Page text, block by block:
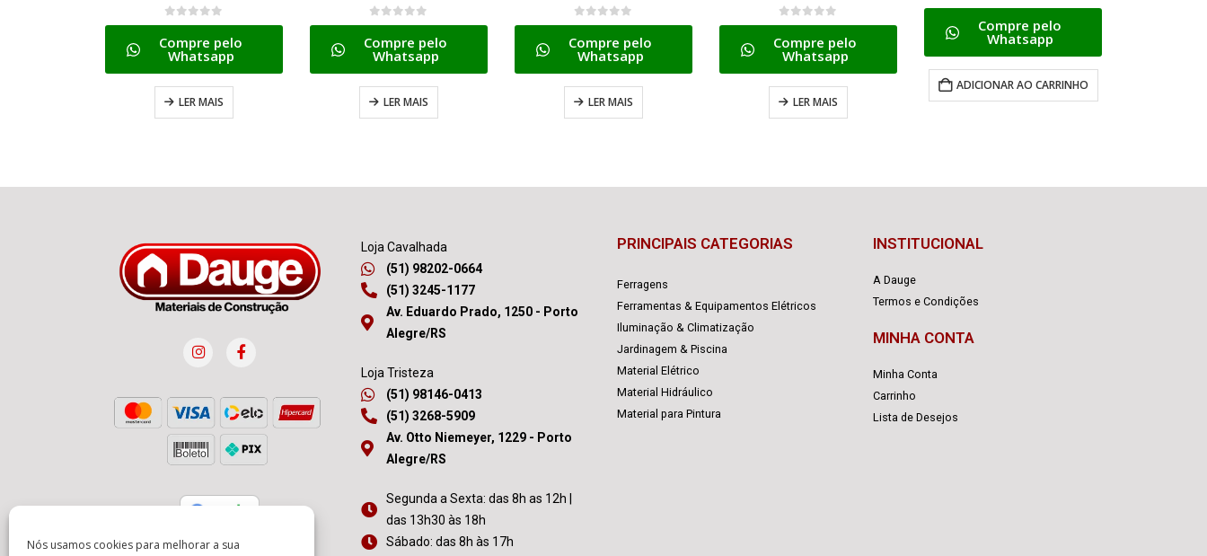
Nós usamos cookies para melhorar a sua
0de 5
Compre pelo
Whatsapp
LER MAIS
0de 5
Compre pelo
Whatsapp
LER MAIS
0de 5
Compre pelo
Whatsapp
LER MAIS
0de 5
Compre pelo
Whatsapp
ADICIONAR AO CARRINHO
0de 5
Compre pelo
Whatsapp
LER MAIS
Loja Cavalhada
(51) 98202-0664
(51) 3245-1177
Av. Eduardo Prado, 1250 - Porto
Alegre/RS
Loja Tristeza
(51) 98146-0413
(51) 3268-5909
Av. Otto Niemeyer, 1229 - Porto
Alegre/RS
Segunda a Sexta: das 8h as 12h |
das 13h30 às 18h
Sábado: das 8h às 17h
PRINCIPAIS CATEGORIAS
Ferragens
Ferramentas & Equipamentos Elétricos
Iluminação & Climatização
Jardinagem & Piscina
Material Elétrico
Material Hidráulico
Material para Pintura
INSTITUCIONAL
A Dauge
Termos e Condições
MINHA CONTA
Minha Conta
Carrinho
Lista de Desejos